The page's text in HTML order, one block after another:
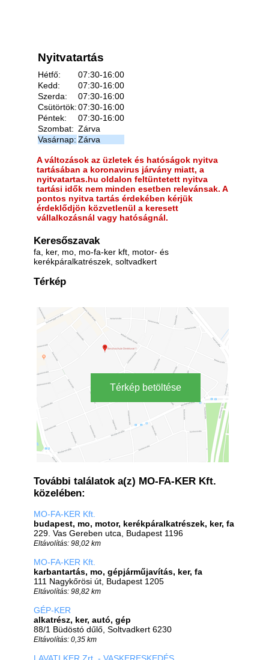
Nyitvatartás
Hétfő:
07:30-16:00
Kedd:
07:30-16:00
Szerda:
07:30-16:00
Csütörtök:07:30-16:00
Péntek:
07:30-16:00
Szombat: Zárva
Vasárnap: Zárva
A változások az üzletek és hatóságok nyitva
tartásában a koronavirus járvány miatt, a
nyitvatartas.hu oldalon feltüntetett nyitva
tartási idők nem minden esetben relevánsak. A
pontos nyitva tartás érdekében kérjük
érdeklődjön közvetlenül a keresett
vállalkozásnál vagy hatóságnál.
Keresőszavak
fa, ker, mo, mo-fa-ker kft, motor- és
kerékpáralkatrészek, soltvadkert
Térkép
Térkép betöltése
További találatok a(z) MO-FA-KER Kft.
közelében:
MO-FA-KER Kft.
budapest, mo, motor, kerékpáralkatrészek, ker, fa
229. Vas Gereben utca, Budapest 1196
Eltávolítás: 98,02 km
MO-FA-KER Kft.
karbantartás, mo, gépjárműjavítás, ker, fa
111 Nagykőrösi út, Budapest 1205
Eltávolítás: 98,82 km
GÉP-KER
alkatrész, ker, autó, gép
88/1 Büdöstó dűlő, Soltvadkert 6230
Eltávolítás: 0,35 km